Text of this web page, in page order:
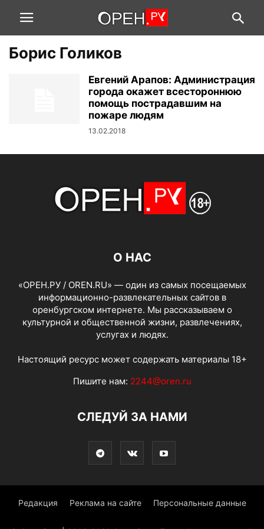
Борис Голиков
Евгений Арапов: Администрация
города окажет всестороннюю
помощь пострадавшим на
пожаре людям
13.02.2018
О НАС
«ОРЕН.РУ / OREN.RU» — один из самых посещаемых
информационно-развлекательных сайтов в
оренбургском интернете. Мы рассказываем о
культурной и общественной жизни, развлечениях,
услугах и людях.
Настоящий ресурс может содержать материалы 18+
Пишите нам: 2244@oren.ru
СЛЕДУЙ ЗА НАМИ
Редакция Реклама на сайте Персональные данные